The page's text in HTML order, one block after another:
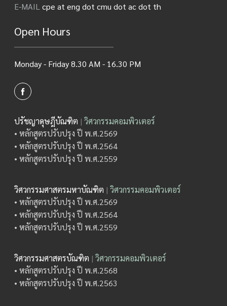
E-MAILcpe at eng dot cmu dot ac dot th
Open Hours
Monday - Friday 8.30 AM - 16.30 PM
ปรัชญาดุษฎีบัณฑิต | วิศวกรรมคอมพิวเตอร์
• หลักสูตรปรับปรุง ปี พ.ศ.2569
• หลักสูตรปรับปรุง ปี พ.ศ.2564
• หลักสูตรปรับปรุง ปี พ.ศ.2559
วิศวกรรมศาสตรมหาบัณฑิต | วิศวกรรมคอมพิวเตอร์
• หลักสูตรปรับปรุง ปี พ.ศ.2569
• หลักสูตรปรับปรุง ปี พ.ศ.2564
• หลักสูตรปรับปรุง ปี พ.ศ.2559
วิศวกรรมศาสตรบัณฑิต | วิศวกรรมคอมพิวเตอร์
• หลักสูตรปรับปรุง ปี พ.ศ.2568
• หลักสูตรปรับปรุง ปี พ.ศ.2563